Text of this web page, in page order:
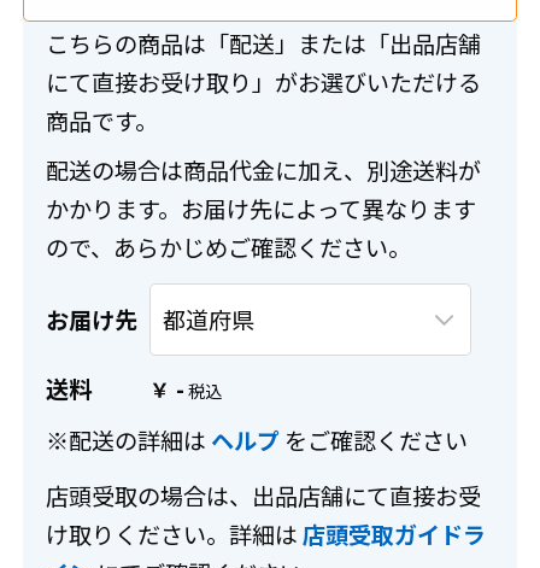
こちらの商品は「配送」または「出品店舗
にて直接お受け取り」がお選びいただける
商品です。
配送の場合は商品代金に加え、別途送料が
かかります。お届け先によって異なります
ので、あらかじめご確認ください。
お届け先
送料 ￥ -
※配送の詳細は ヘルプ をご確認ください
店頭受取の場合は、出品店舗にて直接お受
け取りください。詳細は店頭受取ガイドラ